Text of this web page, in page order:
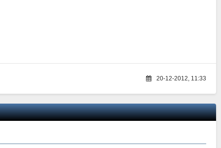
20-12-2012, 11:33